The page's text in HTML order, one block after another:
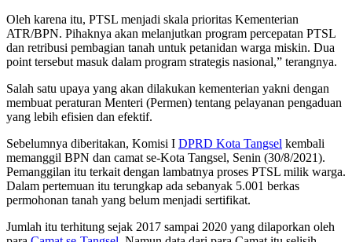
Oleh karena itu, PTSL menjadi skala prioritas Kementerian
ATR/BPN. Pihaknya akan melanjutkan program percepatan PTSL
dan retribusi pembagian tanah untuk petanidan warga miskin. Dua
point tersebut masuk dalam program strategis nasional,” terangnya.
Salah satu upaya yang akan dilakukan kementerian yakni dengan
membuat peraturan Menteri (Permen) tentang pelayanan pengaduan
yang lebih efisien dan efektif.
Sebelumnya diberitakan, Komisi I DPRD Kota Tangsel kembali
memanggil BPN dan camat se-Kota Tangsel, Senin (30/8/2021).
Pemanggilan itu terkait dengan lambatnya proses PTSL milik warga.
Dalam pertemuan itu terungkap ada sebanyak 5.001 berkas
permohonan tanah yang belum menjadi sertifikat.
Jumlah itu terhitung sejak 2017 sampai 2020 yang dilaporkan oleh